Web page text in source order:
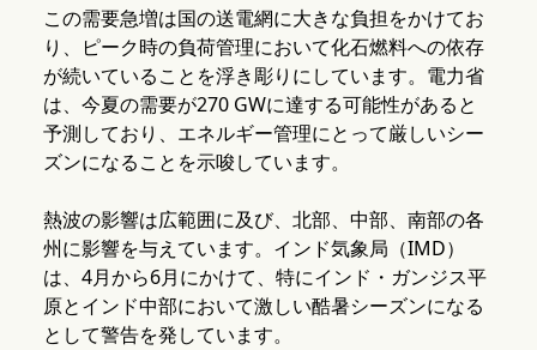
この需要急増は国の送電網に大きな負担をかけてお
り、ピーク時の負荷管理において化石燃料への依存
が続いていることを浮き彫りにしています。電力省
は、今夏の需要が270 GWに達する可能性があると
予測しており、エネルギー管理にとって厳しいシー
ズンになることを示唆しています。
熱波の影響は広範囲に及び、北部、中部、南部の各
州に影響を与えています。インド気象局（IMD）
は、4月から6月にかけて、特にインド・ガンジス平
原とインド中部において激しい酷暑シーズンになる
として警告を発しています。